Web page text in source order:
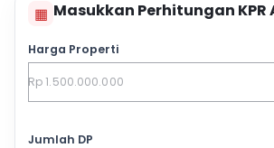
▦ Masukkan Perhitungan KPR
Harga Properti
Jumlah DP